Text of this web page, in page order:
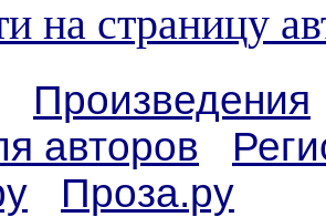
на страницу
Произведения
авторов
Проза.ру